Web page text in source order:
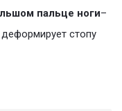
пальце ноги–
стопу